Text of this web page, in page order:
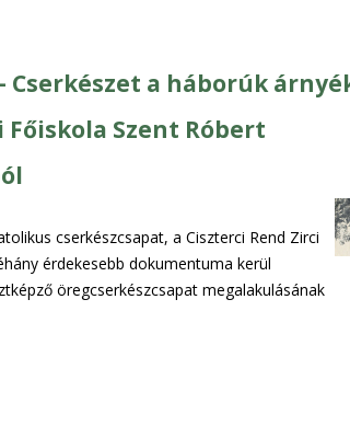
Cserkészet a háborúk
Szent Róbert
cserkészcsapat, a Ciszterci Rend Zirci
érdekesebb dokumentuma kerül
öregcserkészcsapat megalakulásának